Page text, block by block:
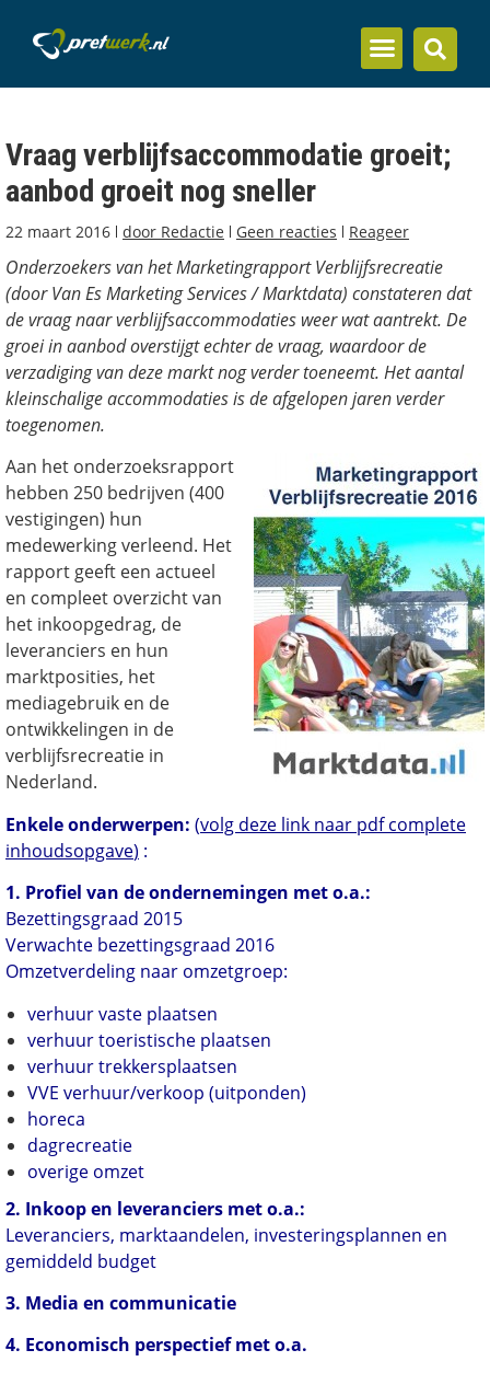
Vraag verblijfsaccommodatie groeit;
aanbod groeit nog sneller
22 maart 2016 door Redactie Geen reacties Reageer
Onderzoekers van het Marketingrapport Verblijfsrecreatie
(door Van Es Marketing Services / Marktdata) constateren dat
de vraag naar verblijfsaccommodaties weer wat aantrekt. De
groei in aanbod overstijgt echter de vraag, waardoor de
verzadiging van deze markt nog verder toeneemt. Het aantal
kleinschalige accommodaties is de afgelopen jaren verder
toegenomen.
Aan het onderzoeksrapport
hebben 250 bedrijven (400
vestigingen) hun
medewerking verleend. Het
rapport geeft een actueel
en compleet overzicht van
het inkoopgedrag, de
leveranciers en hun
marktposities, het
mediagebruik en de
ontwikkelingen in de
verblijfsrecreatie in
Nederland.
Enkele onderwerpen: (volg deze link naar pdf complete
inhoudsopgave) :
1. Profiel van de ondernemingen met o.a.:
Bezettingsgraad 2015
Verwachte bezettingsgraad 2016
Omzetverdeling naar omzetgroep:
verhuur vaste plaatsen
verhuur toeristische plaatsen
verhuur trekkersplaatsen
VVE verhuur/verkoop (uitponden)
horeca
dagrecreatie
overige omzet
2. Inkoop en leveranciers met o.a.:
Leveranciers, marktaandelen, investeringsplannen en
gemiddeld budget
3. Media en communicatie
4. Economisch perspectief met o.a.